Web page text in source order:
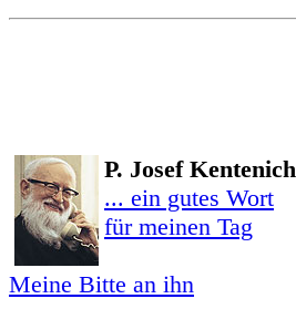
P. Josef Kentenich
... ein gutes Wort
für meinen Tag
Meine Bitte an ihn